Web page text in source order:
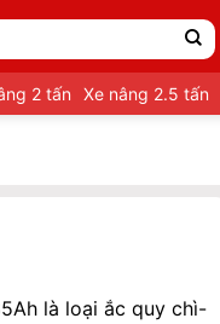
2 tấn Xe nâng 2.5 tấn
là loại ắc quy chì-